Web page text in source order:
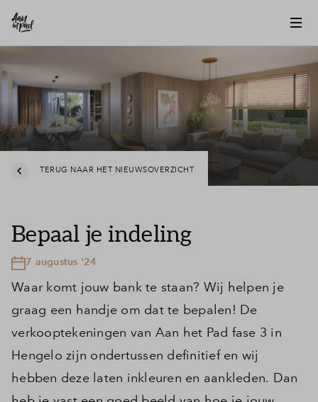
TERUG NAAR HET NIEUWSOVERZICHT
Bepaal je indeling
7 augustus '24
Waar komt jouw bank te staan? Wij helpen je
graag een handje om dat te bepalen! De
verkooptekeningen van Aan het Pad fase 3 in
Hengelo zijn ondertussen definitief en wij
hebben deze laten inkleuren en aankleden. Dan